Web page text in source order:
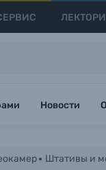
Новости
Штативы и